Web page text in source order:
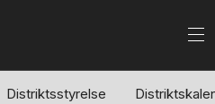
Distriktsstyrelse